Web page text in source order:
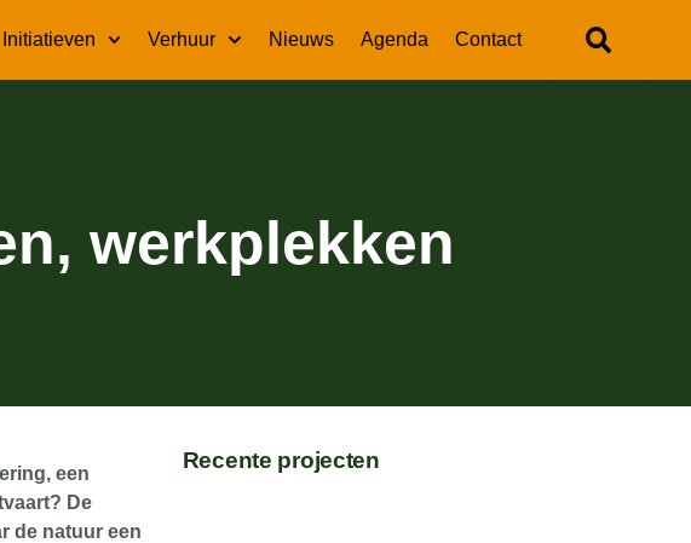
Initiatieven Verhuur Nieuws Agenda Contact
werkplekken
een
De
de natuur een
Recente projecten